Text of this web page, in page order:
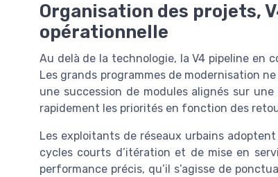
Organisation des projets,
opérationnelle
Au delà de la technologie, la V4 pipeline en
Les grands programmes de modernisation
une succession de modules alignés sur
rapidement les priorités en fonction des
Les exploitants de réseaux urbains
cycles courts d’itération et de mise en
performance précis, qu’il s’agisse de